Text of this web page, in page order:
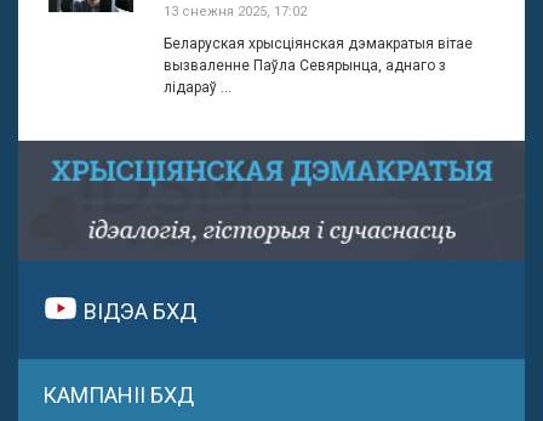
13 снежня 2025, 17:02
Беларуская хрысціянская дэмакратыя вітае
вызваленне Паўла Севярынца, аднаго з
лідараў ...
ВІДЭА БХД
КАМПАНІІ БХД